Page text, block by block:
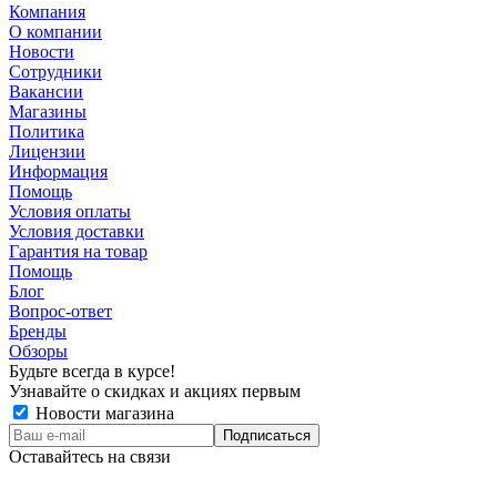
Компания
О компании
Новости
Сотрудники
Вакансии
Магазины
Политика
Лицензии
Информация
Помощь
Условия оплаты
Условия доставки
Гарантия на товар
Помощь
Блог
Вопрос-ответ
Бренды
Обзоры
Будьте всегда в курсе!
Узнавайте о скидках и акциях первым
Новости магазина
Оставайтесь на связи